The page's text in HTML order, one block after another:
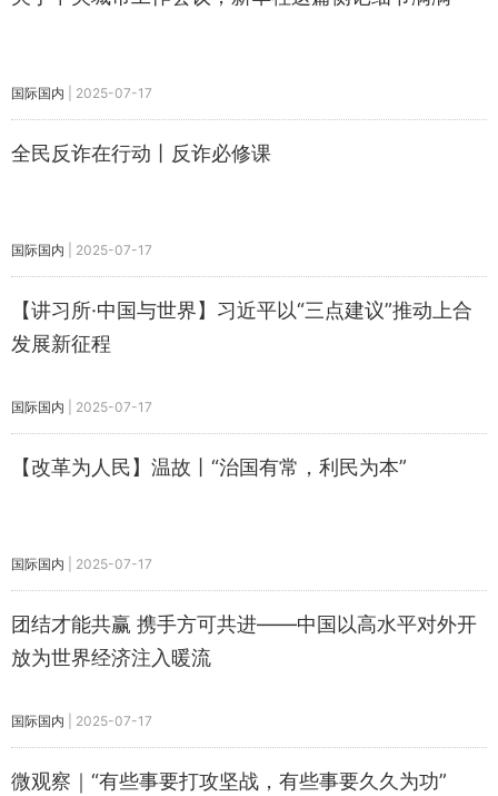
国际国内 2025-07-17
全民反诈在行动丨反诈必修课
国际国内 2025-07-17
【讲习所·中国与世界】习近平以“三点建议”推动上合
发展新征程
国际国内 2025-07-17
【改革为人民】温故丨“治国有常，利民为本”
国际国内 2025-07-17
团结才能共赢 携手方可共进——中国以高水平对外开
放为世界经济注入暖流
国际国内 2025-07-17
微观察｜“有些事要打攻坚战，有些事要久久为功”